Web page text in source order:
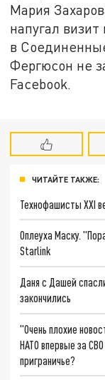
Мария
напугал
в
Фергюсон не
Facebook.
ЧИТАЙТЕ ТАКЖЕ:
Технофашисты XXI
Оплеуха Маску.
Starlink
Даня с Дашей
закончились
"Очень плохие
НАТО впервые за
приграничье?